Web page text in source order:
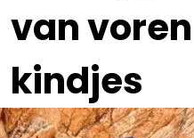
van
kindjes